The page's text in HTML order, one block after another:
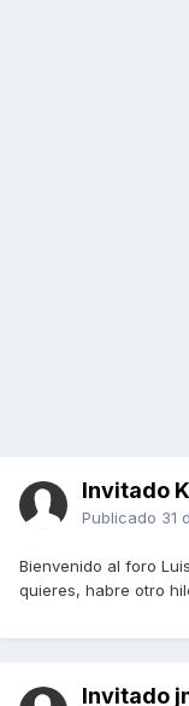
Invitado
Publicado 31
Bienvenido al foro
quieres, habre otro
Invitado